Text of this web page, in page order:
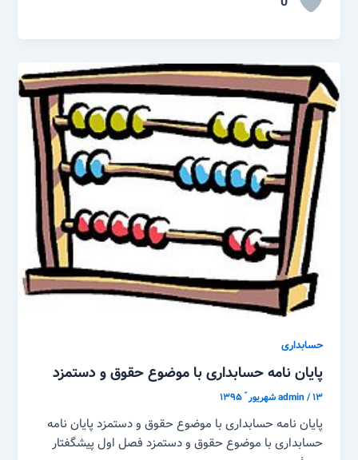
حسابداری
پایان نامه حسابداری با موضوع حقوق و دستمزد
admin/۱۳ شهریور ّ ۱۳۹۵
پایان نامه حسابداری با موضوع حقوق و دستمزد پایان نامه
حسابداری با موضوع حقوق و دستمزد فصل اول پیشگفتار